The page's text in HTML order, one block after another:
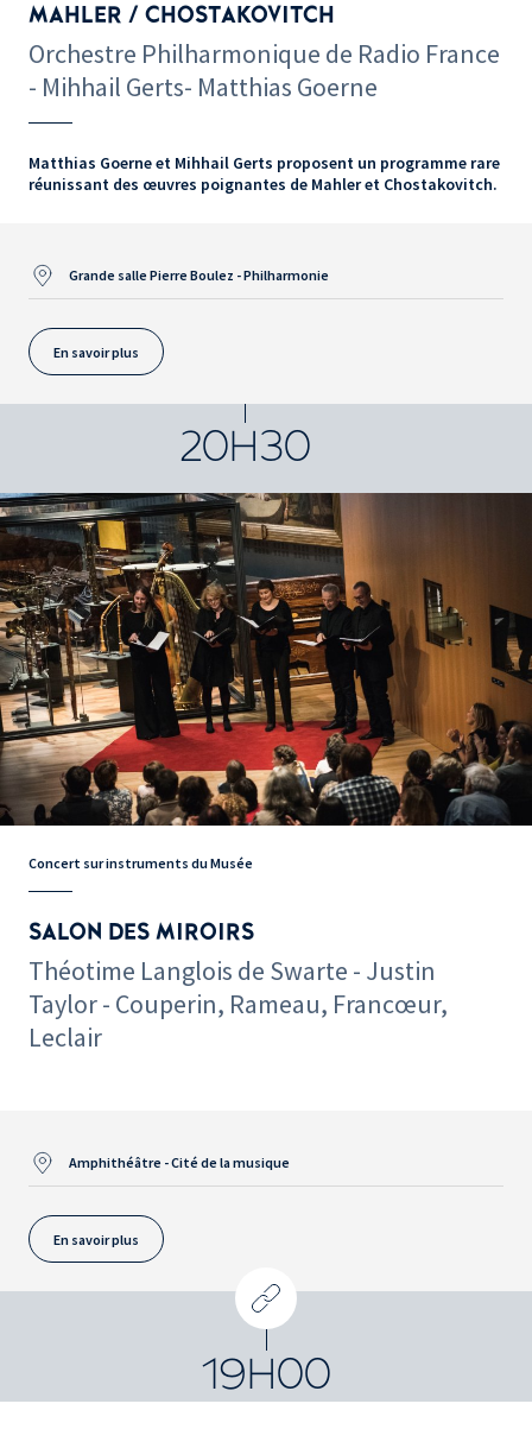
MAHLER / CHOSTAKOVITCH
Orchestre Philharmonique de Radio France
- Mihhail Gerts- Matthias Goerne
Matthias Goerne et Mihhail Gerts proposent un programme rare
réunissant des œuvres poignantes de Mahler et Chostakovitch.
Grande salle Pierre Boulez - Philharmonie
En savoir plus
20H30
Concert sur instruments du Musée
SALON DES MIROIRS
Théotime Langlois de Swarte - Justin
Taylor - Couperin, Rameau, Francœur,
Leclair
Amphithéâtre - Cité de la musique
En savoir plus
19H00